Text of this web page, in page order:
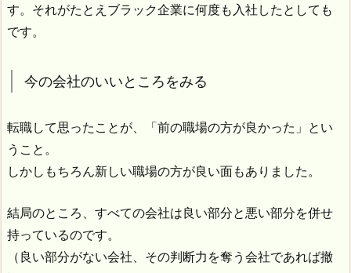
す。それがたとえブラック企業に何度も入社したとしても
です。
今の会社のいいところをみる
転職して思ったことが、「前の職場の方が良かった」とい
うこと。
しかしもちろん新しい職場の方が良い面もありました。
結局のところ、すべての会社は良い部分と悪い部分を併せ
持っているのです。
（良い部分がない会社、その判断力を奪う会社であれば撤